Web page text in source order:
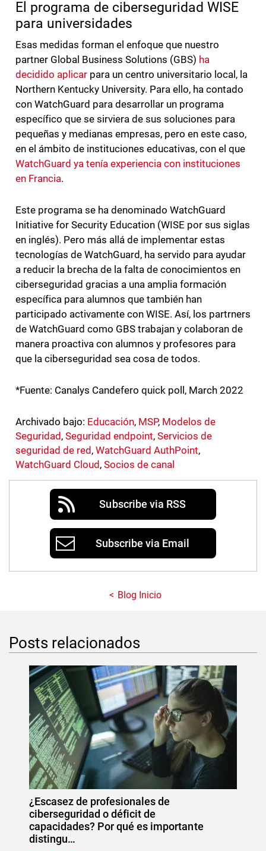
El programa de ciberseguridad WISE
para universidades
Esas medidas forman el enfoque que nuestro
partner Global Business Solutions (GBS) ha
decidido aplicarpara un centro universitario local, la
Northern Kentucky University. Para ello, ha contado
con WatchGuard para desarrollar un programa
específico que se sirviera de sus soluciones para
pequeñas y medianas empresas, pero en este caso,
en el ámbito de instituciones educativas, con el que
WatchGuard ya tenía experiencia con instituciones
en Francia.
Este programa se ha denominado WatchGuard
Initiative for Security Education (WISE por sus siglas
en inglés). Pero más allá de implementar estas
tecnologías de WatchGuard, ha servido para ayudar
a reducir la brecha de la falta de conocimientos en
ciberseguridad gracias a una amplia formación
específica para alumnos que también han
participado activamente con WISE. Así, los partrners
de WatchGuard como GBS trabajan y colaboran de
manera proactiva con alumnos y profesores para
que la ciberseguridad sea cosa de todos.
*Fuente: Canalys Candefero quick poll, March 2022
Archivado bajo: Educación, MSP, Modelos de
Seguridad , Seguridad endpoint,Servicios de
seguridad de red , WatchGuard AuthPoint,
WatchGuard Cloud , Socios de canal
Subscribe via RSS
Subscribe via Email
Blog Inicio
Posts relacionados
¿Escasez de profesionales de
ciberseguridad o déficit de
capacidades? Por qué es importante
distingu…